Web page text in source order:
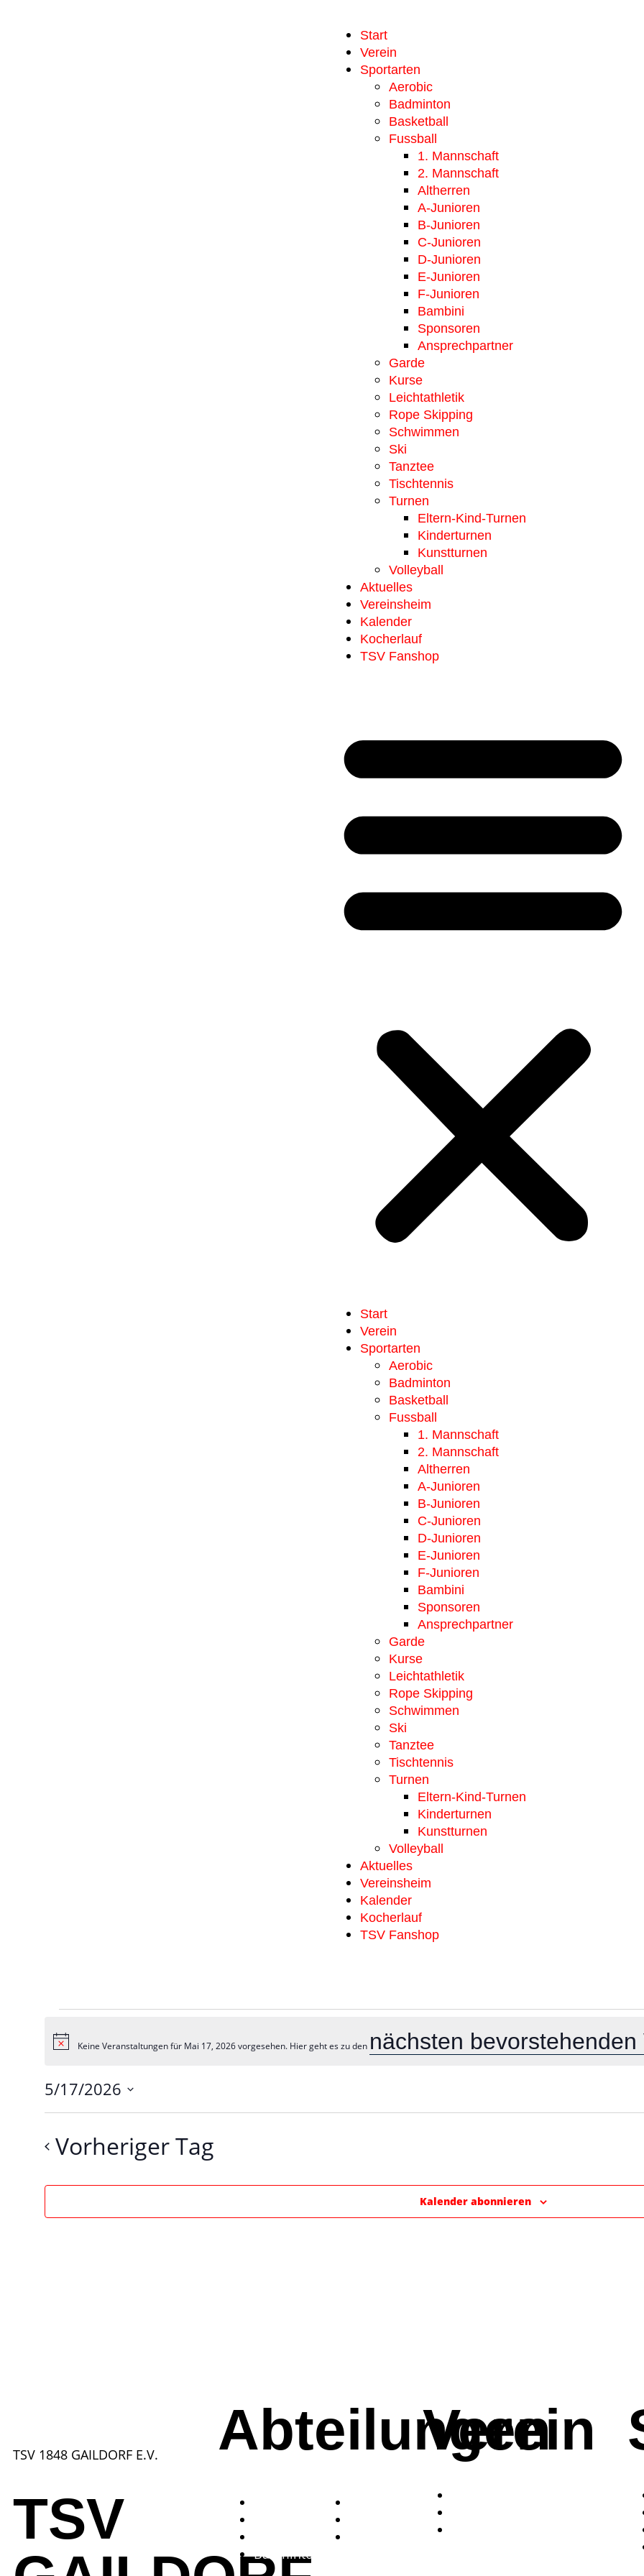
Start
Verein
Sportarten
Aerobic
Badminton
Basketball
Fussball
1. Mannschaft
2. Mannschaft
Altherren
A-Junioren
B-Junioren
C-Junioren
D-Junioren
E-Junioren
F-Junioren
Bambini
Sponsoren
Ansprechpartner
Garde
Kurse
Leichtathletik
Rope Skipping
Schwimmen
Ski
Tanztee
Tischtennis
Turnen
Eltern-Kind-Turnen
Kinderturnen
Kunstturnen
Volleyball
Aktuelles
Vereinsheim
Kalender
Kocherlauf
TSV Fanshop
Start
Verein
Sportarten
Aerobic
Badminton
Basketball
Fussball
1. Mannschaft
2. Mannschaft
Altherren
A-Junioren
B-Junioren
C-Junioren
D-Junioren
E-Junioren
F-Junioren
Bambini
Sponsoren
Ansprechpartner
Garde
Kurse
Leichtathletik
Rope Skipping
Schwimmen
Ski
Tanztee
Tischtennis
Turnen
Eltern-Kind-Turnen
Kinderturnen
Kunstturnen
Volleyball
Aktuelles
Vereinsheim
Kalender
Kocherlauf
TSV Fanshop
HinweisKeine Veranstaltungen für Mai 17, 2026 vorgesehen. Hier geht es zu den nächsten
5/17/2026
Datum
Vorheriger Tag
Kalender abonnieren
TSV 1848 GAILDORF E.V.
TSV
Abteilungen
Badminton
Verein